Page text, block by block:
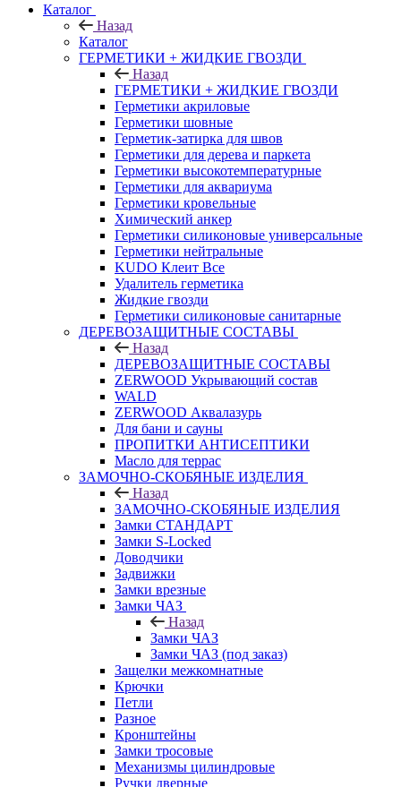
Каталог
Назад
Каталог
ГЕРМЕТИКИ + ЖИДКИЕ ГВОЗДИ
Назад
ГЕРМЕТИКИ + ЖИДКИЕ ГВОЗДИ
Герметики акриловые
Герметики шовные
Герметик-затирка для швов
Герметики для дерева и паркета
Герметики высокотемпературные
Герметики для аквариума
Герметики кровельные
Химический анкер
Герметики силиконовые универсальные
Герметики нейтральные
KUDO Клеит Все
Удалитель герметика
Жидкие гвозди
Герметики силиконовые санитарные
ДЕРЕВОЗАЩИТНЫЕ СОСТАВЫ
Назад
ДЕРЕВОЗАЩИТНЫЕ СОСТАВЫ
ZERWOOD Укрывающий состав
WALD
ZERWOOD Аквалазурь
Для бани и сауны
ПРОПИТКИ АНТИСЕПТИКИ
Масло для террас
ЗАМОЧНО-СКОБЯНЫЕ ИЗДЕЛИЯ
Назад
ЗАМОЧНО-СКОБЯНЫЕ ИЗДЕЛИЯ
Замки СТАНДАРТ
Замки S-Locked
Доводчики
Задвижки
Замки врезные
Замки ЧАЗ
Назад
Замки ЧАЗ
Замки ЧАЗ (под заказ)
Защелки межкомнатные
Крючки
Петли
Разное
Кронштейны
Замки тросовые
Механизмы цилиндровые
Ручки дверные